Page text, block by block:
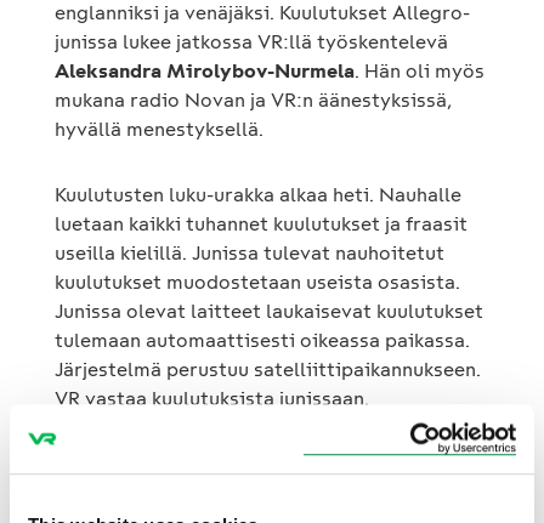
englanniksi ja venäjäksi. Kuulutukset Allegro-
junissa lukee jatkossa VR:llä työskentelevä
Aleksandra Mirolybov-Nurmela. Hän oli myös
mukana radio Novan ja VR:n äänestyksissä,
hyvällä menestyksellä.
Kuulutusten luku-urakka alkaa heti. Nauhalle
luetaan kaikki tuhannet kuulutukset ja fraasit
useilla kielillä. Junissa tulevat nauhoitetut
kuulutukset muodostetaan useista osasista.
Junissa olevat laitteet laukaisevat kuulutukset
tulemaan automaattisesti oikeassa paikassa.
Järjestelmä perustuu satelliittipaikannukseen.
VR vastaa kuulutuksista junissaan.